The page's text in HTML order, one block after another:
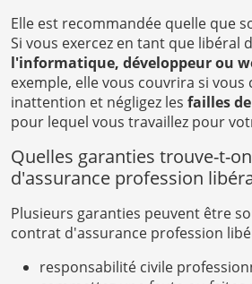
Elle est recommandée quelle que
Si vous exercez en tant que libéral
l'informatique, développeur ou
exemple, elle vous couvrira si
inattention et négligez les failles
pour lequel vous travaillez pour
Quelles garanties trouve-t-
d'assurance profession
Plusieurs garanties peuvent être
contrat d'assurance profession
responsabilité civile